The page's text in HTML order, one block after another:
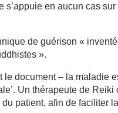
s’appuie en aucun cas
de guérison «
».
document – la maladie
Un thérapeute de
patient, afin de faciliter